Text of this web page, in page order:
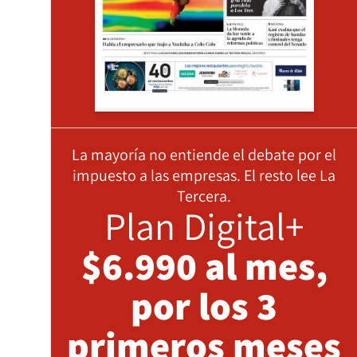
La mayoría no entiende el debate por el
impuesto a las empresas. El resto lee La
Tercera.
Plan Digital+
$6.990 al mes,
por los 3
primeros meses